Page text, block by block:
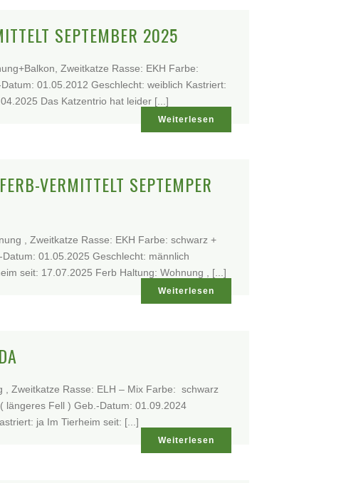
SEPTEMBER 2025
Zweitkatze Rasse: EKH Farbe:
01.05.2012 Geschlecht: weiblich Kastriert:
Das Katzentrio hat leider [...]
Weiterlesen
VERMITTELT SEPTEMPER
, Zweitkatze Rasse: EKH Farbe: schwarz +
01.05.2025 Geschlecht: männlich
seit: 17.07.2025 Ferb Haltung: Wohnung , [...]
Weiterlesen
, Zweitkatze Rasse: ELH – Mix Farbe: schwarz
längeres Fell ) Geb.-Datum: 01.09.2024
ja Im Tierheim seit: [...]
Weiterlesen